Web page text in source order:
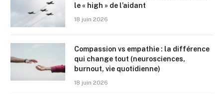
le « high » de l’aidant
18 juin 2026
Compassion vs empathie : la différence
qui change tout (neurosciences,
burnout, vie quotidienne)
18 juin 2026